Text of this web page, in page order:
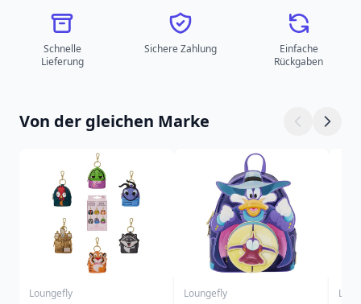
Schnelle
Lieferung
Sichere Zahlung
Einfache
Rückgaben
Von der gleichen Marke
Loungefly Loungefly